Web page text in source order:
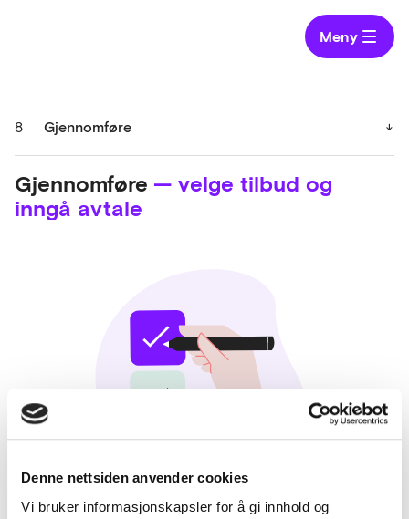
Denne nettsiden anvender cookies
Vi bruker informasjonskapsler for å gi innhold og
Meny
8 Gjennomføre
Gjennomføre — velge tilbud og
inngå avtale